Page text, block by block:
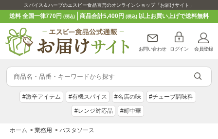
スパイス＆ハーブのエスビー食品直営のオンラインショップ「お届けサイト」
送料 全国一律770円(税込) 商品合計5,400円 (税込)以上お買い上げで送料無料
お問い合わせ ログイン 会員登録
#激辛アイテム #有機スパイス #名店の味 #チューブ調味料
#レンジ対応品 #町中華
ホーム > 業務用 > パスタソース